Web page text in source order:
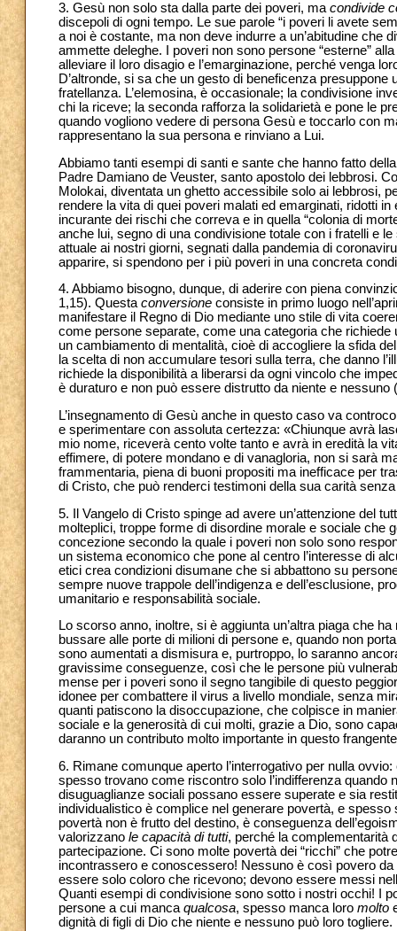
3. Gesù non solo sta dalla parte dei poveri, ma condivide
discepoli di ogni tempo. Le sue parole “i poveri li avete
a noi è costante, ma non deve indurre a un’abitudine che
ammette deleghe. I poveri non sono persone “esterne”
alleviare il loro disagio e l’emarginazione, perché venga
D’altronde, si sa che un gesto di beneficenza
fratellanza. L’elemosina, è occasionale; la condivisione
chi la riceve; la seconda rafforza la solidarietà e pone le
quando vogliono vedere di persona Gesù e toccarlo con
rappresentano la sua persona e rinviano a Lui.
Abbiamo tanti esempi di santi e sante che hanno fatto
Padre Damiano de Veuster, santo apostolo dei lebbrosi.
Molokai, diventata un ghetto accessibile solo ai lebbrosi,
rendere la vita di quei poveri malati ed emarginati, ridotti
incurante dei rischi che correva e in quella “colonia di
anche lui, segno di una condivisione totale con i fratelli e
attuale ai nostri giorni, segnati dalla pandemia di
apparire, si spendono per i più poveri in una concreta
4. Abbiamo bisogno, dunque, di aderire con piena
1,15). Questaconversione consiste in primo luogo
manifestare il Regno di Dio mediante uno stile di vita
come persone separate, come una categoria che
un cambiamento di mentalità, cioè di accogliere la sfida
la scelta di non accumulare tesori sulla terra, che danno
richiede la disponibilità a liberarsi da ogni vincolo che
è duraturo e non può essere distrutto da niente e nessuno
L’insegnamento di Gesù anche in questo caso va
e sperimentare con assoluta certezza: «Chiunque avrà
mio nome, riceverà cento volte tanto e avrà in eredità la
effimere, di potere mondano e di vanagloria, non si sarà
frammentaria, piena di buoni propositi ma inefficace per
di Cristo, che può renderci testimoni della sua carità
5. Il Vangelo di Cristo spinge ad avere un’attenzione del
molteplici, troppe forme di disordine morale e sociale che
concezione secondo la quale i poveri non solo sono
un sistema economico che pone al centro l’interesse di
etici crea condizioni disumane che si abbattono su
sempre nuove trappole dell’indigenza e dell’esclusione,
umanitario e responsabilità sociale.
Lo scorso anno, inoltre, si è aggiunta un’altra piaga che
bussare alle porte di milioni di persone e, quando non
sono aumentati a dismisura e, purtroppo, lo saranno
gravissime conseguenze, così che le persone più
mense per i poveri sono il segno tangibile di questo
idonee per combattere il virus a livello mondiale, senza
quanti patiscono la disoccupazione, che colpisce in
sociale e la generosità di cui molti, grazie a Dio, sono
daranno un contributo molto importante in questo
6. Rimane comunque aperto l’interrogativo per nulla
spesso trovano come riscontro solo l’indifferenza
disuguaglianze sociali possano essere superate e sia
individualistico è complice nel generare povertà, e
povertà non è frutto del destino, è conseguenza
valorizzano le capacità di tutti, perché la complementarità
partecipazione. Ci sono molte povertà dei “ricchi” che
incontrassero e conoscessero! Nessuno è così povero
essere solo coloro che ricevono; devono essere messi
Quanti esempi di condivisione sono sotto i nostri occhi! I
persone a cui manca qualcosa, spesso manca loro molto
dignità di figli di Dio che niente e nessuno può loro togliere.